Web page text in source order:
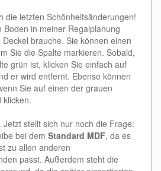
die letzten Schönheitsänderungen!
in meiner Regalplanung
brauche. Sie können einen
Sie die Spalte markieren. Sobald,
grün ist, klicken Sie einfach auf
er wird entfernt. Ebenso können
Sie auf einen der grauen
klicken.
stellt sich nur noch die Frage:
bei dem Standard MDF, da es
zu allen anderen
passt. Außerdem steht die